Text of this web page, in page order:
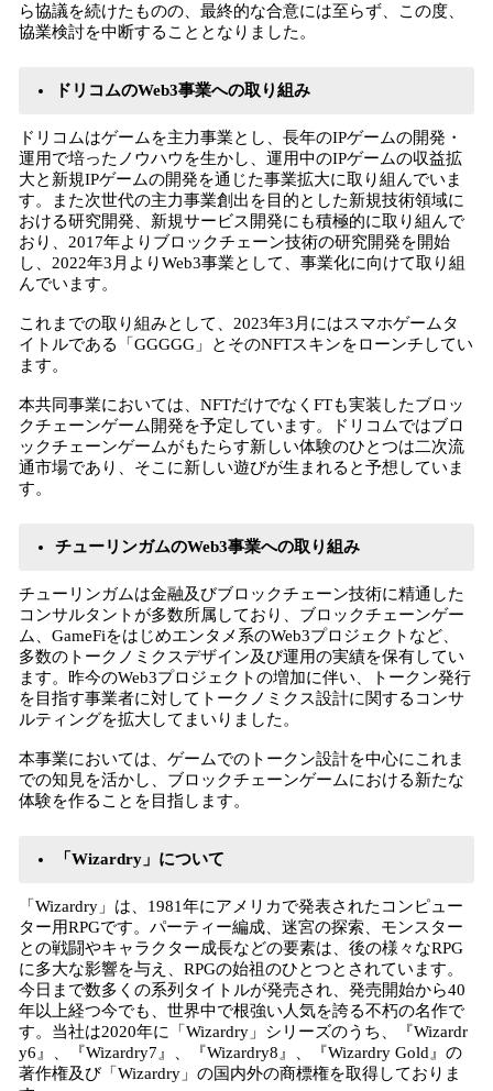
ら協議を続けたものの、最終的な合意には至らず、この度、
協業検討を中断することとなりました。
ドリコムのWeb3事業への取り組み
ドリコムはゲームを主力事業とし、長年のIPゲームの開発・
運用で培ったノウハウを生かし、運用中のIPゲームの収益拡
大と新規IPゲームの開発を通じた事業拡大に取り組んでいま
す。また次世代の主力事業創出を目的とした新規技術領域に
おける研究開発、新規サービス開発にも積極的に取り組んで
おり、2017年よりブロックチェーン技術の研究開発を開始
し、2022年3月よりWeb3事業として、事業化に向けて取り組
んでいます。
これまでの取り組みとして、2023年3月にはスマホゲームタ
イトルである「GGGGG」とそのNFTスキンをローンチしてい
ます。
本共同事業においては、NFTだけでなくFTも実装したブロッ
クチェーンゲーム開発を予定しています。ドリコムではブロ
ックチェーンゲームがもたらす新しい体験のひとつは二次流
通市場であり、そこに新しい遊びが生まれると予想していま
す。
チューリンガムのWeb3事業への取り組み
チューリンガムは金融及びブロックチェーン技術に精通した
コンサルタントが多数所属しており、ブロックチェーンゲー
ム、GameFiをはじめエンタメ系のWeb3プロジェクトなど、
多数のトークノミクスデザイン及び運用の実績を保有してい
ます。昨今のWeb3プロジェクトの増加に伴い、トークン発行
を目指す事業者に対してトークノミクス設計に関するコンサ
ルティングを拡大してまいりました。
本事業においては、ゲームでのトークン設計を中心にこれま
での知見を活かし、ブロックチェーンゲームにおける新たな
体験を作ることを目指します。
「Wizardry」について
「Wizardry」は、1981年にアメリカで発表されたコンピュー
ター用RPGです。パーティー編成、迷宮の探索、モンスター
との戦闘やキャラクター成長などの要素は、後の様々なRPG
に多大な影響を与え、RPGの始祖のひとつとされています。
今日まで数多くの系列タイトルが発売され、発売開始から40
年以上経つ今でも、世界中で根強い人気を誇る不朽の名作で
す。当社は2020年に「Wizardry」シリーズのうち、『Wizardr
y6』、『Wizardry7』、『Wizardry8』、『Wizardry Gold』の
著作権及び「Wizardry」の国内外の商標権を取得しておりま